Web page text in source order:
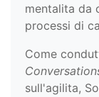
mentalita da
processi di
Come
sull'agilita,